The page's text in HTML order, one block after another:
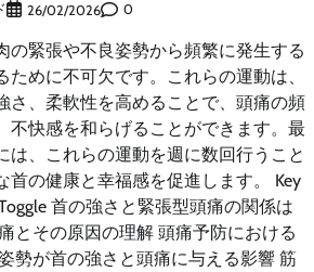
26/02/2026 0
の緊張や不良姿勢から頻繁に発生する
ために不可欠です。これらの運動は、
さ、柔軟性を高めることで、頭痛の頻
不快感を和らげることができます。最
は、これらの運動を週に数回行うこと
首の健康と幸福感を促進します。 Key
首の強さと緊張型頭痛の関係は
とその原因の理解 頭痛予防における
勢が首の強さと頭痛に与える影響 筋